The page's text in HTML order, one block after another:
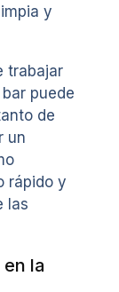
y
trabajar
puede
de
un
rápido y
las
la